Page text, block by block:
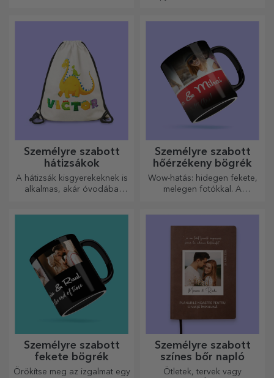
édes, személyre szabott
ajándékot!
Személyre szabott
hátizsákok
A hátizsák kisgyerekeknek is
alkalmas, akár óvodába
kicsidhez!
Személyre szabott
hőérzékeny bögrék
Wow-hatás: hidegen fekete,
melegen fotókkal. A
Személyre szabott
fekete bögrék
Örökítse meg az izgalmat egy
Személyre szabott
színes bőr napló
Ötletek, tervek vagy